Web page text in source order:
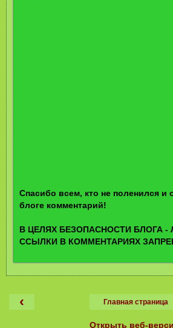
Спасибо всем, кто не поленился и
блоге комментарий!
В ЦЕЛЯХ БЕЗОПАСНОСТИ БЛОГА
ССЫЛКИ В КОММЕНТАРИЯХ
‹ Главная страница
Открыть веб-